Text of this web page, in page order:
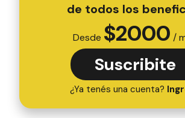
de todos los
Desde $2000 /
Suscribite
¿Ya tenés una cuenta?